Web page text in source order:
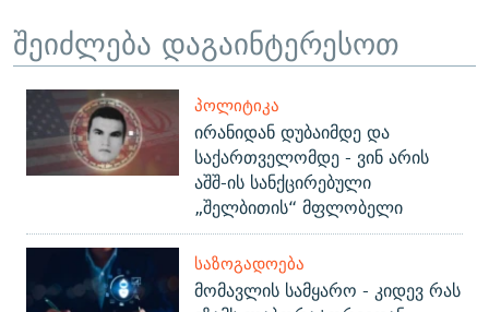
შეიძლება დაგაინტერესოთ
ᲞᲝᲚᲘᲢᲘᲙᲐ
ირანიდან დუბაიმდე და
საქართველომდე - ვინ არის
აშშ-ის სანქცირებული
„შელბითის“ მფლობელი
ᲡᲐᲖᲝᲒᲐᲓᲝᲔᲑᲐ
მომავლის სამყარო - კიდევ რას